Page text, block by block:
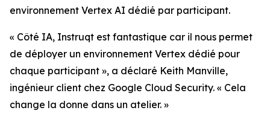
environnement Vertex AI dédié par participant.
« Côté IA, Instruqt est fantastique car il nous permet
de déployer un environnement Vertex dédié pour
chaque participant », a déclaré Keith Manville,
ingénieur client chez Google Cloud Security. « Cela
change la donne dans un atelier. »